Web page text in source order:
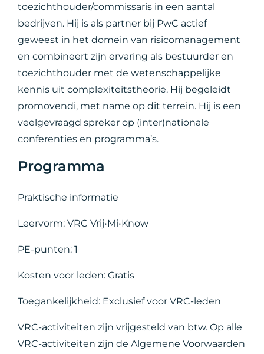
toezichthouder/commissaris in een aantal
bedrijven. Hij is als partner bij PwC actief
geweest in het domein van risicomanagement
en combineert zijn ervaring als bestuurder en
toezichthouder met de wetenschappelijke
kennis uit complexiteitstheorie. Hij begeleidt
promovendi, met name op dit terrein. Hij is een
veelgevraagd spreker op (inter)nationale
conferenties en programma’s.
Programma
Praktische informatie
Leervorm: VRC Vrij•Mi•Know
PE-punten: 1
Kosten voor leden: Gratis
Toegankelijkheid: Exclusief voor VRC-leden
VRC-activiteiten zijn vrijgesteld van btw. Op alle
VRC-activiteiten zijn de Algemene Voorwaarden